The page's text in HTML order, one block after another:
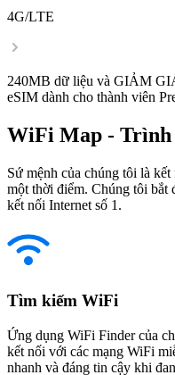
4G/LTE
240MB dữ liệu và GIẢM
eSIM dành cho thành viên
WiFi Map - Trình
Sứ mệnh của chúng tôi là
một thời điểm. Chúng tôi bắt
kết nối Internet số 1.
Tìm kiếm WiFi
Ứng dụng WiFi Finder của
kết nối với các mạng WiFi
nhanh và đáng tin cậy khi